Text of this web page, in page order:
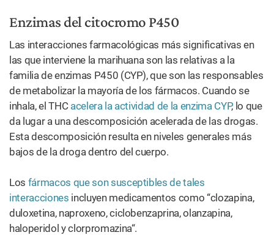
Enzimas del citocromo P450
Las interacciones farmacológicas más significativas en
las que interviene la marihuana son las relativas a la
familia de enzimas P450 (CYP), que son las responsables
de metabolizar la mayoría de los fármacos. Cuando se
inhala, el THC acelera la actividad de la enzima CYP, lo que
da lugar a una descomposición acelerada de las drogas.
Esta descomposición resulta en niveles generales más
bajos de la droga dentro del cuerpo.
Los fármacos que son susceptibles de tales
interacciones incluyen medicamentos como “clozapina,
duloxetina, naproxeno, ciclobenzaprina, olanzapina,
haloperidol y clorpromazina“.